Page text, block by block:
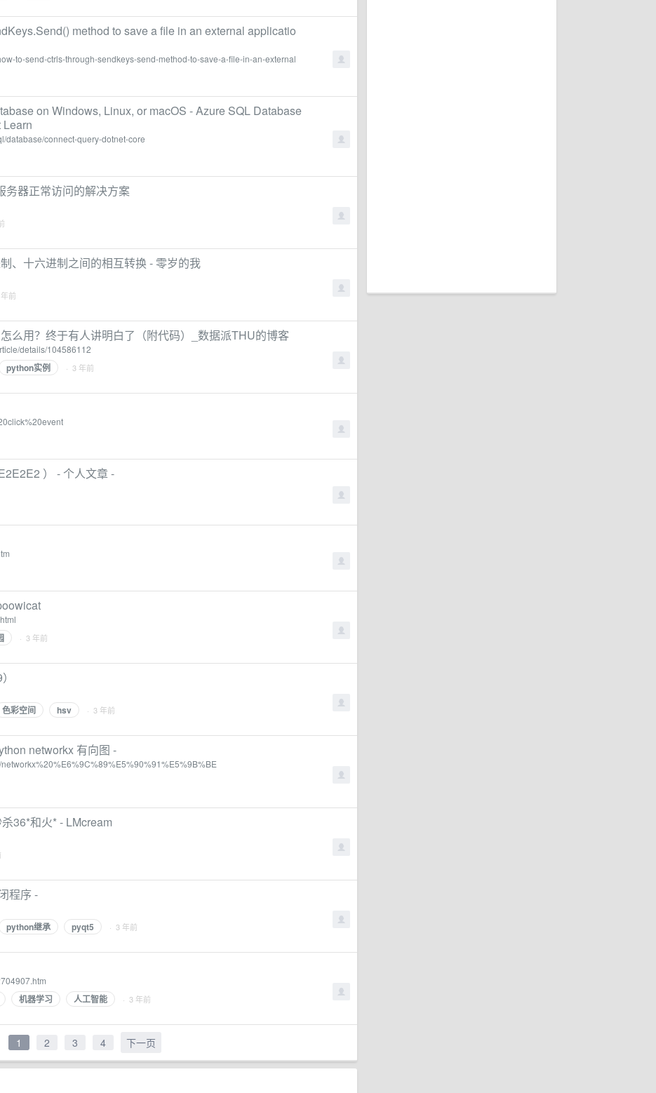
method to save a file in an external applicatio
to-send-ctrls-through-sendkeys-send-method-to-save-a-file-in-an-external
on Windows, Linux, or macOS - Azure SQL Database
Learn
database/connect-query-dotnet-core
务器正常访问的解决方案
、十六进制之间的相互转换 - 零岁的我
前
么用？终于有人讲明白了（附代码）_数据派THU的博客
details/104586112
python实例 · 3 年前
） - 个人文章 -
· 3 年前
色彩空间 hsv · 3 年前
networkx 有向图 -
36*和火* - LMcream
程序 -
python继承 pyqt5 · 3 年前
机器学习 人工智能 · 3 年前
1 2 3 4 下一页